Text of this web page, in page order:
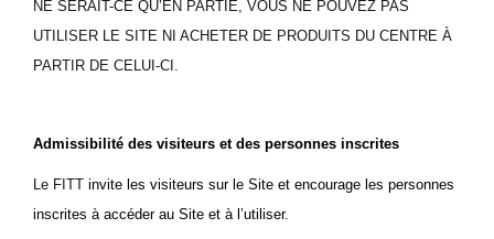
NE SERAIT-CE QU’EN PARTIE, VOUS NE POUVEZ PAS
UTILISER LE SITE NI ACHETER DE PRODUITS DU CENTRE À
PARTIR DE CELUI-CI.
Admissibilité des visiteurs et des personnes inscrites
Le FITT invite les visiteurs sur le Site et encourage les personnes
inscrites à accéder au Site et à l’utiliser.